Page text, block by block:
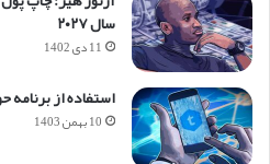
سال ۲۰۲۷
11 دی 1402
استفاده از
10 بهمن 1403